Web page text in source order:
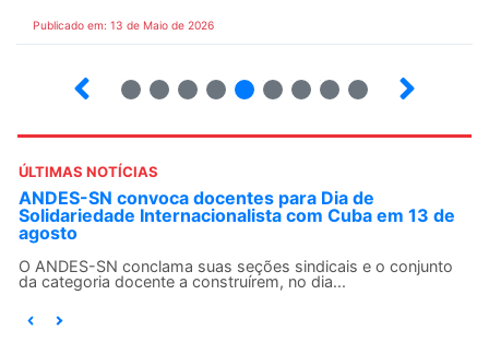
Publicado em: 13 de Maio de 2026
ÚLTIMAS NOTÍCIAS
ANDES-SN convoca docentes para Dia de
Solidariedade Internacionalista com Cuba em 13 de
agosto
O ANDES-SN conclama suas seções sindicais e o conjunto
da categoria docente a construírem, no dia...